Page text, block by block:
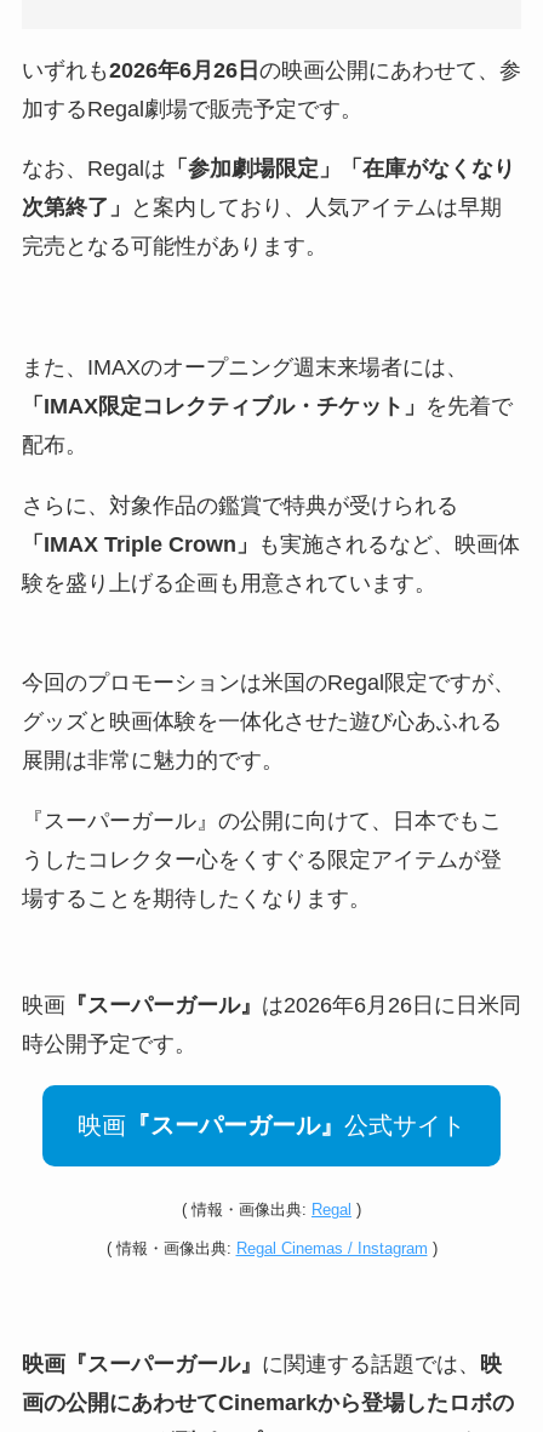
いずれも2026年6月26日 の映画公開にあわせて、参
加するRegal劇場で販売予定です。
なお、Regalは 「参加劇場限定」「在庫がなくなり
次第終了」
と案内しており、人気アイテムは早期
完売となる可能性があります。
また、IMAXのオープニング週末来場者には、
「IMAX限定コレクティブル・チケット」 を先着で
配布。
さらに、対象作品の鑑賞で特典が受けられる
「IMAX Triple Crown」
も実施されるなど、映画体
験を盛り上げる企画も用意されています。
今回のプロモーションは米国のRegal限定ですが、
グッズと映画体験を一体化させた遊び心あふれる
展開は非常に魅力的です。
『スーパーガール』の公開に向けて、日本でもこ
うしたコレクター心をくすぐる限定アイテムが登
場することを期待したくなります。
映画『スーパーガール』 は2026年6月26日に日米同
時公開予定です。
映画 『スーパーガール』 公式サイト
(情報・ 画像出典: Regal )
(情報・ 画像出典: Regal Cinemas / Instagram )
映画『スーパーガール』 に関連する話題では、 映
画の公開にあわせてCinemarkから登場したロボの